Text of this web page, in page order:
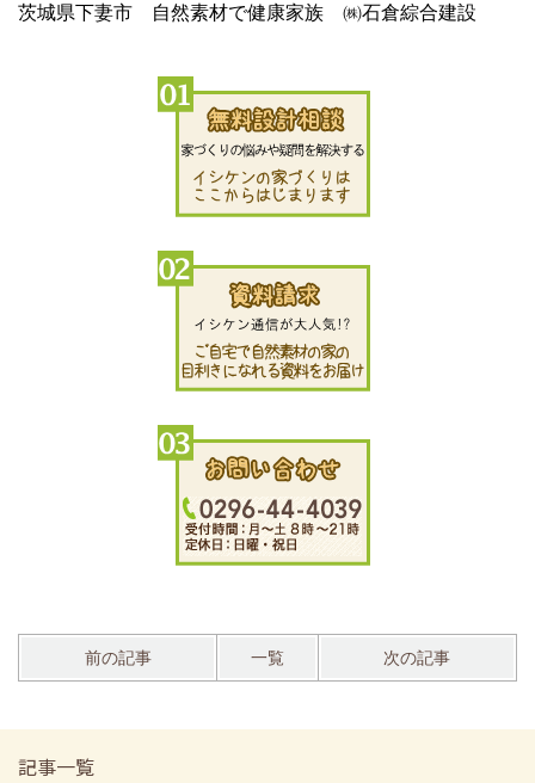
茨城県下妻市 自然素材で健康家族 ㈱石倉綜合建設
前の記事 一覧 次の記事
記事一覧